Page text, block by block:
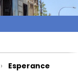
Esperance